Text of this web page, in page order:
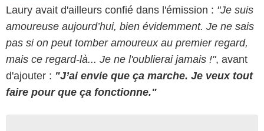
Laury avait d'ailleurs confié dans l'émission : "Je suis
amoureuse aujourd’hui, bien évidemment. Je ne sais
pas si on peut tomber amoureux au premier regard,
mais ce regard-là... Je ne l'oublierai jamais !", avant
d'ajouter : "J’ai envie que ça marche. Je veux tout
faire pour que ça fonctionne."